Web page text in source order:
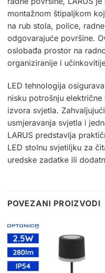
montažnom štipaljkom
na rub stola, police,
odgovarajuće površine.
oslobađa prostor na
organiziranije i
LED tehnologija
nisku potrošnju
izvora svjetla.
usmjeravanja svjetla i
LARUS predstavlja
LED stolnu svjetiljku za
uredske zadatke ili
POVEZANI PROIZVODI